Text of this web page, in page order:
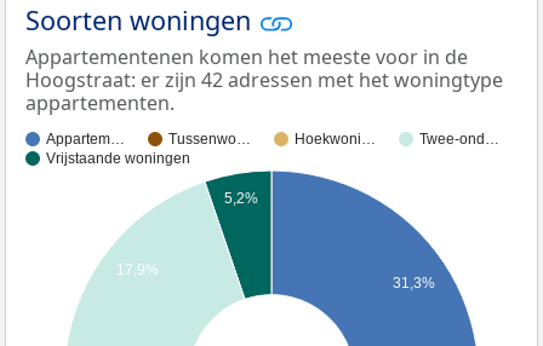
Soorten woningen
Appartementenen komen het meeste voor in de
Hoogstraat: er zijn 42 adressen met het woningtype
appartementen.
Appartem… Tussenwo… Hoekwoni…
Twee-ond…
Vrijstaande woningen
31,3%
5,2%
17,9%